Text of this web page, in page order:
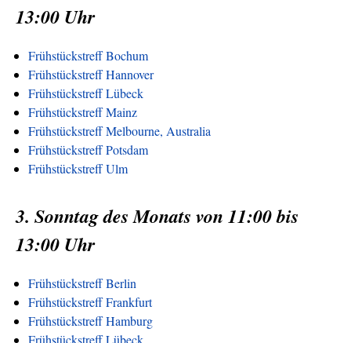
13:00 Uhr
Frühstückstreff Bochum
Frühstückstreff Hannover
Frühstückstreff Lübeck
Frühstückstreff Mainz
Frühstückstreff Melbourne, Australia
Frühstückstreff Potsdam
Frühstückstreff Ulm
3. Sonntag des Monats von 11:00 bis
13:00 Uhr
Frühstückstreff Berlin
Frühstückstreff Frankfurt
Frühstückstreff Hamburg
Frühstückstreff Lübeck